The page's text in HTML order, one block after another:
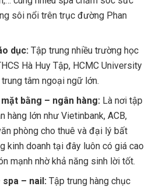
sôi nổi trên trục đường Phan
dục: Tập trung nhiều trường học
Hà Huy Tập, HCMC University
tâm ngoại ngữ lớn.
bằng – ngân hàng: Là nơi tập
hàng lớn như Vietinbank, ACB,
phòng cho thuê và đại lý bất
kinh doanh tại đây luôn có giá cao
mạnh nhờ khả năng sinh lời tốt.
spa – nail:Tập trung hàng chục